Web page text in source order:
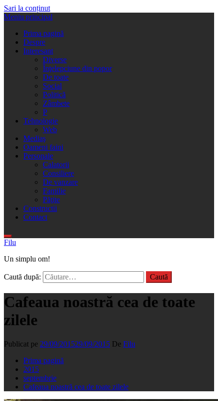
Sari la conținut
Meniu principal
Prima pagină
Despre
Interesant
Diverse
Înţelepciune din popor
De toate
Social
Politică
Zâmbete
P
Tehnologie
Web
Mediaş
Oameni faini
Personale
Calatorii
Consiliere
De vanzare
Familie
Păţite
Constructii
Contact
Filu
Un simplu om!
Caută după:
Cafeaua noastră cea de toate
zilele
Publicat pe 29/09/201529/09/2015 De Filu
Prima pagină
2015
septembrie
Cafeaua noastră cea de toate zilele